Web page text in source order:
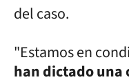
del caso.
"Estamos en
han dictado una